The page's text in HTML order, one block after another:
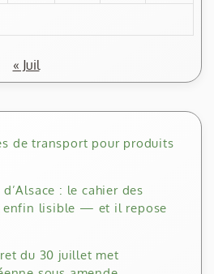
« Juil
de transport pour produits
: le cahier des
enfin lisible — et il repose
du 30 juillet met